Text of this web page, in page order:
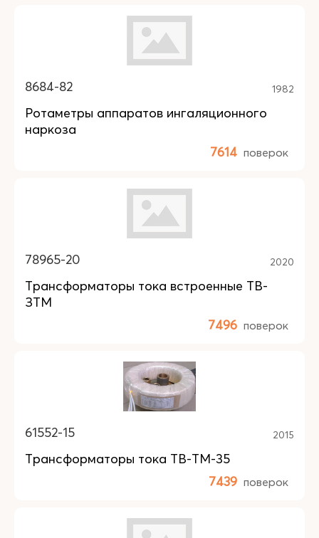
8684-82 1982
Ротаметры аппаратов ингаляционного
наркоза
7614 поверок
78965-20 2020
Трансформаторы тока встроенные ТВ-
ЗТМ
7496 поверок
61552-15 2015
Трансформаторы тока ТВ-ТМ-35
7439 поверок